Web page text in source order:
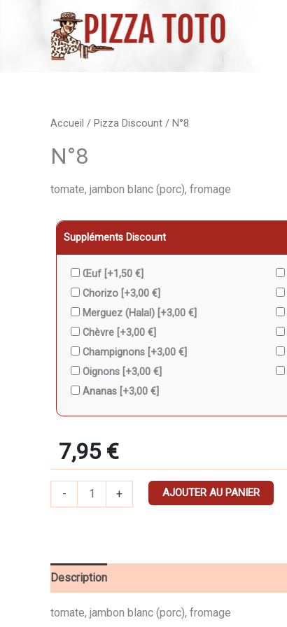
Accueil / Pizza Discount / N°8
N°8
tomate, jambon blanc (porc), fromage
Suppléments Discount
Œuf [+1,50 €]
Chorizo [+3,00 €]
Merguez (Halal) [+3,00 €]
Chèvre [+3,00 €]
Champignons [+3,00 €]
Oignons [+3,00 €]
Ananas [+3,00 €]
7,95€
-
quantité
N°8
+ AJOUTER AU PANIER
Description
tomate, jambon blanc (porc), fromage